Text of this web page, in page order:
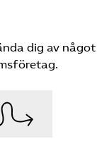
dig av